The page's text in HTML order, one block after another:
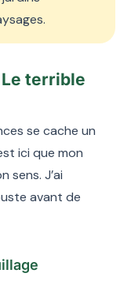
terrible
se cache un
ici que mon
sens. J’ai
avant de